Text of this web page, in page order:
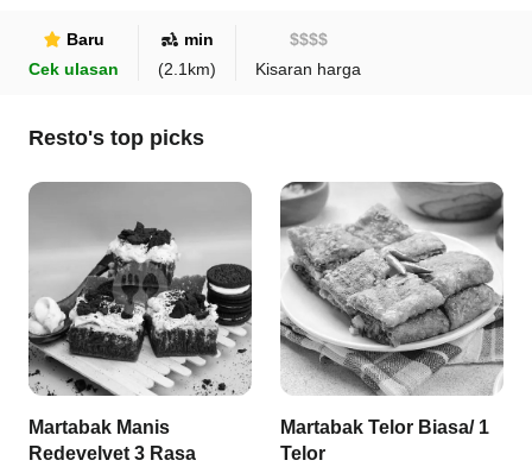
Baru
Cek ulasan
min
(2.1 km)
$$$$
Kisaran harga
Resto's top picks
Martabak Manis
Redevelvet 3 Rasa
Martabak Telor Biasa/ 1
Telor